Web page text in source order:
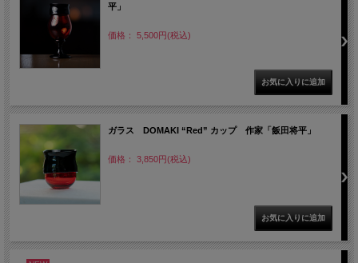
平」
価格： 5,500円(税込)
ガラス DOMAKI “Red” カップ 作家「飯田将平」
価格： 3,850円(税込)